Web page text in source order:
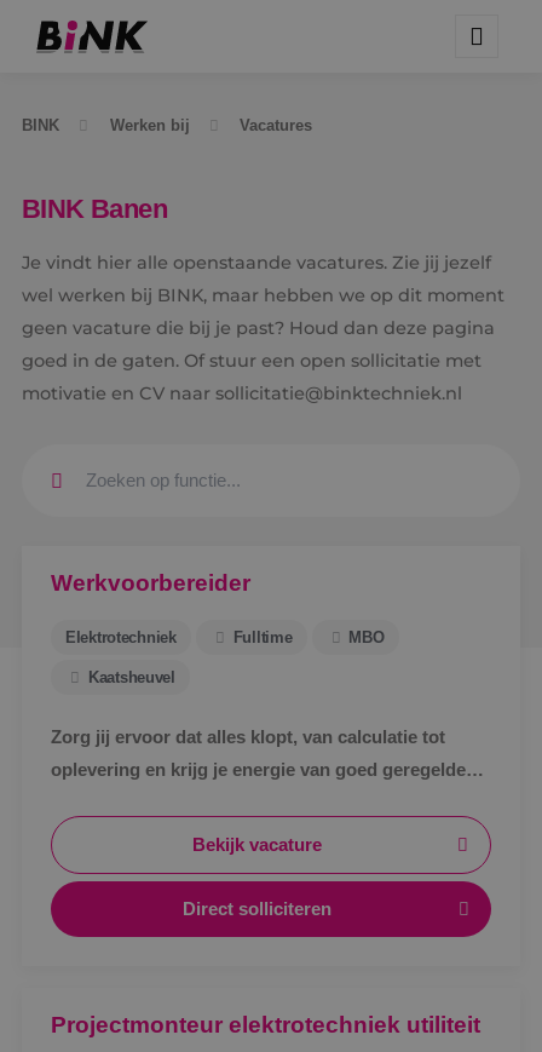
BINK Werken bij Vacatures
BINK Banen
Je vindt hier alle openstaande vacatures. Zie jij jezelf
wel werken bij BINK, maar hebben we op dit moment
geen vacature die bij je past? Houd dan deze pagina
goed in de gaten. Of stuur een open sollicitatie met
motivatie en CV naar sollicitatie@binktechniek.nl
Werkvoorbereider
Elektrotechniek Fulltime MBO
Kaatsheuvel
Zorg jij ervoor dat alles klopt, van calculatie tot
oplevering en krijg je energie van goed geregelde
Bekijk vacature
Direct solliciteren
Projectmonteur elektrotechniek utiliteit